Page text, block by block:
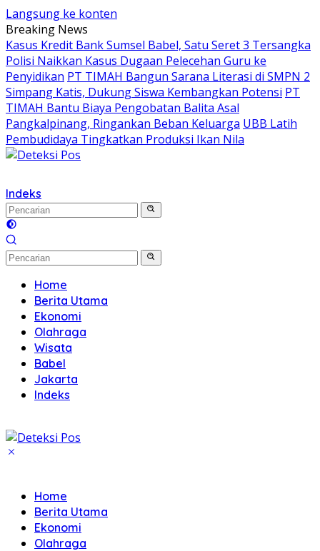
Langsung ke konten
Breaking News
Kasus Kredit Bank Sumsel Babel, Satu Seret 3 Tersangka
Polisi Naikkan Kasus Dugaan Pelecehan Guru ke
Penyidikan PT TIMAH Bangun Sarana Literasi di SMPN 2
Simpang Katis, Dukung Siswa Kembangkan Potensi PT
TIMAH Bantu Biaya Pengobatan Balita Asal
Pangkalpinang, Ringankan Beban Keluarga UBB Latih
Pembudidaya Tingkatkan Produksi Ikan Nila
Indeks
Home
Berita Utama
Ekonomi
Olahraga
Wisata
Babel
Jakarta
Indeks
Home
Berita Utama
Ekonomi
Olahraga